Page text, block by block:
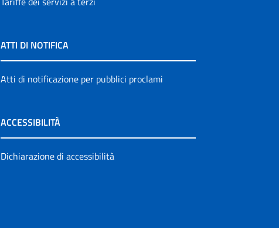
ATTI DI NOTIFICA
Atti di notificazione per pubblici proclami
ACCESSIBILITÀ
Dichiarazione di accessibilità